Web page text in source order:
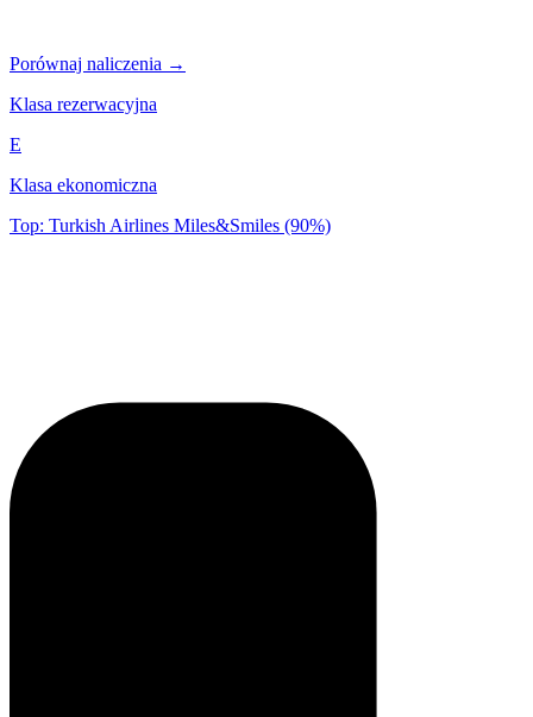
Porównaj naliczenia →
Klasa rezerwacyjna
E
Klasa ekonomiczna
Top: Turkish Airlines Miles&Smiles (90%)